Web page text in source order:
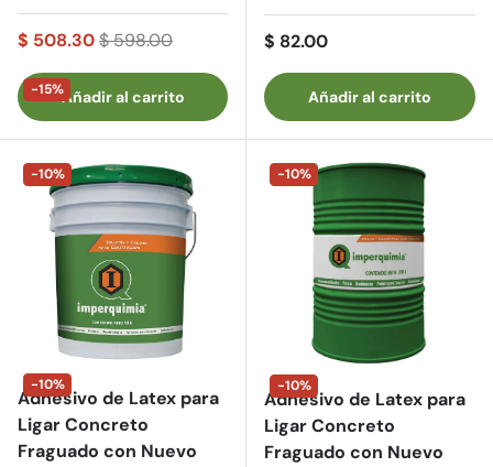
$ 508.30$ 598.00
Añadir al carrito
-15%
Precio normal
$ 82.00
Añadir al carrito
-10%
Adhesivo de Latex para
Ligar Concreto
Fraguado con Nuevo
-10%
-10%
Adhesivo de Latex para
Ligar Concreto
Fraguado con Nuevo
-10%